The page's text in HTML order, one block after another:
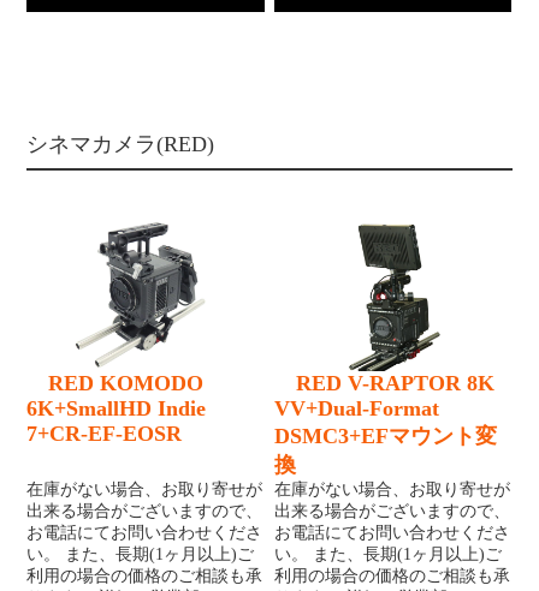
シネマカメラ(RED)
RED KOMODO
6K+SmallHD Indie
7+CR-EF-EOSR
在庫がない場合、お取り寄せが
出来る場合がございますので、
お電話にてお問い合わせくださ
い。 また、長期(1ヶ月以上)ご
利用の場合の価格のご相談も承
RED V-RAPTOR 8K
VV+Dual-Format
DSMC3+EFマウント変
換
在庫がない場合、お取り寄せが
出来る場合がございますので、
お電話にてお問い合わせくださ
い。 また、長期(1ヶ月以上)ご
利用の場合の価格のご相談も承